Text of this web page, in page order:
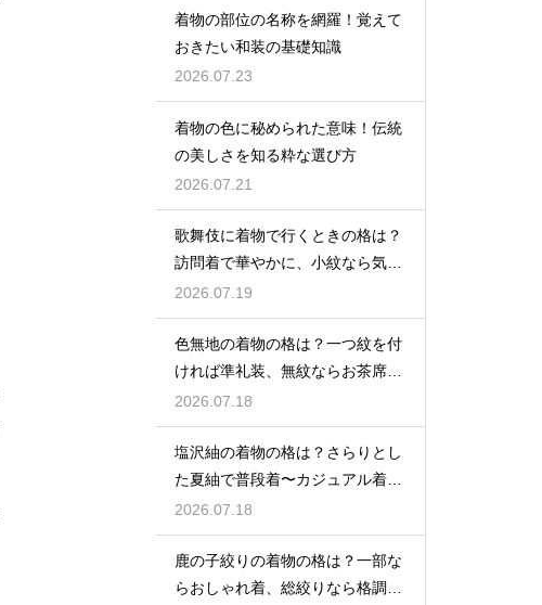
着物の部位の名称を網羅！覚えて
おきたい和装の基礎知識
2026.07.23
着物の色に秘められた意味！伝統
の美しさを知る粋な選び方
2026.07.21
歌舞伎に着物で行くときの格は？
訪問着で華やかに、小紋なら気軽
な観劇に
2026.07.19
色無地の着物の格は？一つ紋を付
ければ準礼装、無紋ならお茶席向
きの格
2026.07.18
塩沢紬の着物の格は？さらりとし
た夏紬で普段着〜カジュアル着物
として活躍
2026.07.18
鹿の子絞りの着物の格は？一部な
らおしゃれ着、総絞りなら格調高